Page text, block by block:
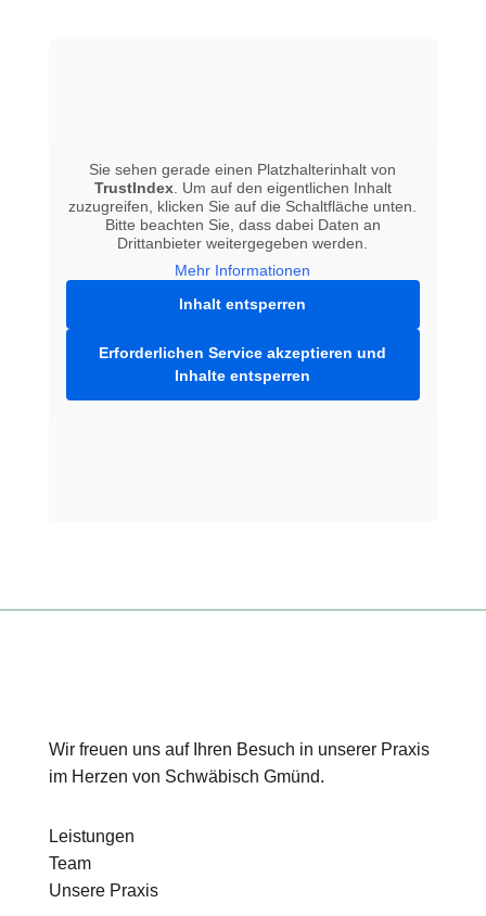
Sie sehen gerade einen Platzhalterinhalt von
TrustIndex. Um auf den eigentlichen Inhalt
zuzugreifen, klicken Sie auf die Schaltfläche unten.
Bitte beachten Sie, dass dabei Daten an
Drittanbieter weitergegeben werden.
Mehr Informationen
Inhalt entsperren
Erforderlichen Service akzeptieren und
Inhalte entsperren
Wir freuen uns auf Ihren Besuch in unserer Praxis
im Herzen von Schwäbisch Gmünd.
Leistungen
Team
Unsere Praxis